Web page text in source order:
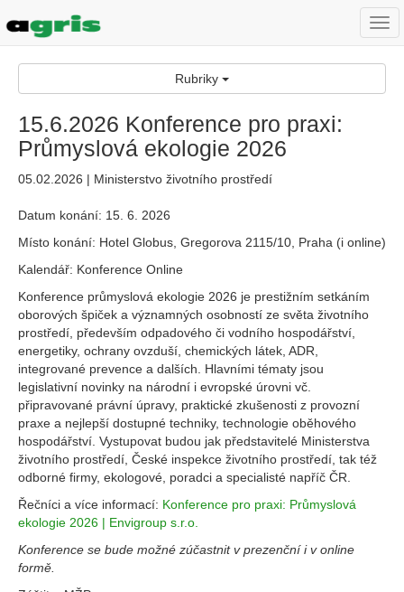
Rubriky
15.6.2026 Konference pro praxi:
Průmyslová ekologie 2026
05.02.2026 | Ministerstvo životního prostředí
Datum konání: 15. 6. 2026
Místo konání: Hotel Globus, Gregorova 2115/10, Praha (i online)
Kalendář: Konference Online
Konference průmyslová ekologie 2026 je prestižním setkáním
oborových špiček a významných osobností ze světa životního
prostředí, především odpadového či vodního hospodářství,
energetiky, ochrany ovzduší, chemických látek, ADR,
integrované prevence a dalších. Hlavními tématy jsou
legislativní novinky na národní i evropské úrovni vč.
připravované právní úpravy, praktické zkušenosti z provozní
praxe a nejlepší dostupné techniky, technologie oběhového
hospodářství. Vystupovat budou jak představitelé Ministerstva
životního prostředí, České inspekce životního prostředí, tak též
odborné firmy, ekologové, poradci a specialisté napříč ČR.
Řečníci a více informací: Konference pro praxi: Průmyslová
ekologie 2026 | Envigroup s.r.o.
Konference se bude možné zúčastnit v prezenční i v online
formě.